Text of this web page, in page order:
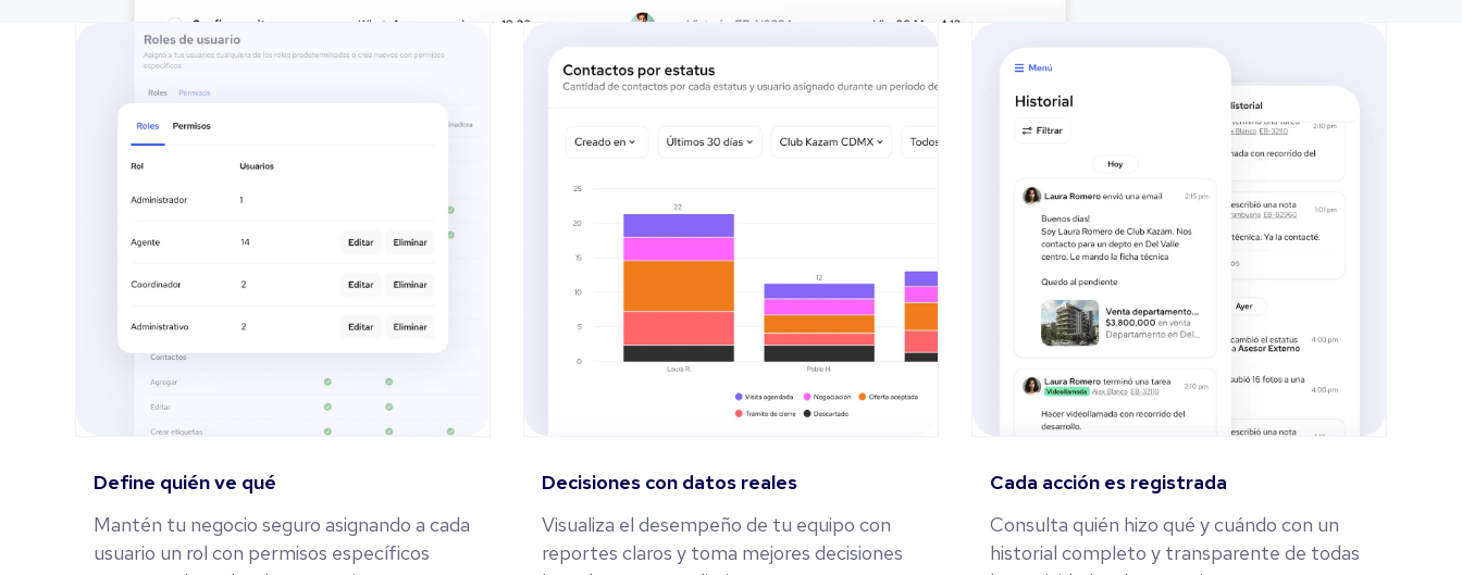
Define quién ve qué
Mantén tu negocio seguro asignando a cada
usuario un rol con permisos específicos
Decisiones con datos reales
Visualiza el desempeño de tu equipo con
reportes claros y toma mejores decisiones
Cada acción es registrada
Consulta quién hizo qué y cuándo con un
historial completo y transparente de todas